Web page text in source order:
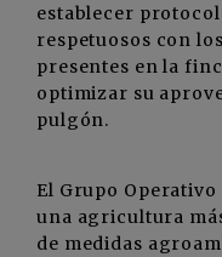
establecer
respetuosos con
presentes en la
optimizar su
pulgón.
El Grupo
una agricultura
de medidas